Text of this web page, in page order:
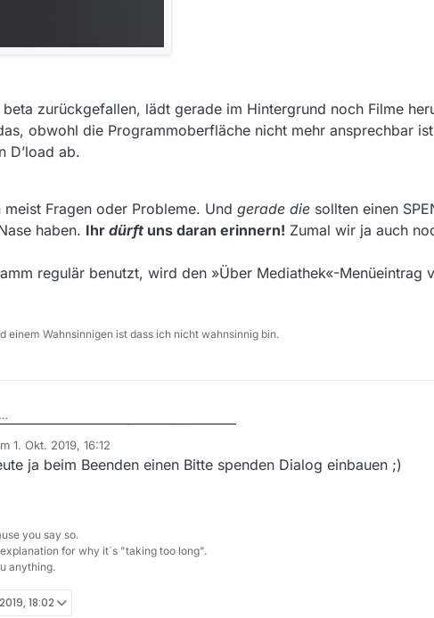
zurückgefallen, lädt gerade im Hintergrund noch Filme
obwohl die Programmoberfläche nicht mehr ansprechbar
D’load ab.
Fragen oder Probleme. Und gerade die sollten einen
haben. Ihr dürft uns daran erinnern! Zumal wir ja auch
regulär benutzt, wird den »Über Mediathek«-Menüeintrag
Wahnsinnigen ist dass ich nicht wahnsinnig bin.
13.3.x beta zurückgefallen, lädt gerade im Hintergrund noch Filme herunter,
die Programmoberfläche nicht mehr ansprechbar ist, darum schieße ich sie
haben meist Fragen oder Probleme. Und
Programm regulär benutzt, wird den »Über Mediathek«-Menüeintrag
1. Okt. 2019, 16:12
von
ja beim Beenden einen Bitte spenden Dialog einbauen ;)
you say so.
for why it´s "taking too long".
anything.
18:02